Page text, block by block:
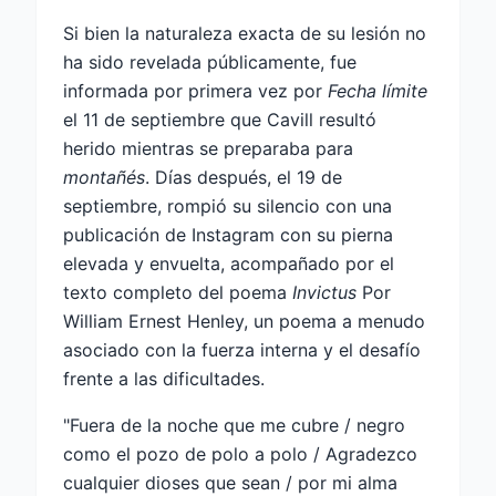
Si bien la naturaleza exacta de su lesión no
ha sido revelada públicamente, fue
informada por primera vez por Fecha límite
el 11 de septiembre que Cavill resultó
herido mientras se preparaba para
montañés. Días después, el 19 de
septiembre, rompió su silencio con una
publicación de Instagram con su pierna
elevada y envuelta, acompañado por el
texto completo del poema Invictus Por
William Ernest Henley, un poema a menudo
asociado con la fuerza interna y el desafío
frente a las dificultades.
"Fuera de la noche que me cubre / negro
como el pozo de polo a polo / Agradezco
cualquier dioses que sean / por mi alma